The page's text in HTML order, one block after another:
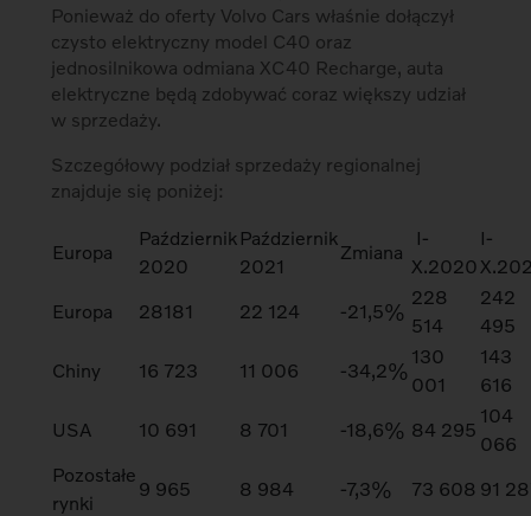
Ponieważ do oferty Volvo Cars właśnie dołączył
czysto elektryczny model C40 oraz
jednosilnikowa odmiana XC40 Recharge, auta
elektryczne będą zdobywać coraz większy udział
w sprzedaży.
Szczegółowy podział sprzedaży regionalnej
znajduje się poniżej:
Europa
Październik
2020
Październik
2021
Zmiana
I-
X.2020
I-
Europa
28181 22 124 -21,5%
228
514
242
495
Chiny
16 723 11 006 -34,2%
130
001
143
616
USA
10 691 8 701 -18,6% 84 295
104
066
Pozostałe
rynki
9 965 8 984 -7,3% 73 608 91